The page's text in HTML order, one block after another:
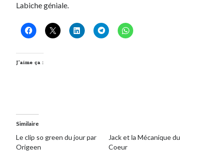
personnelle
A Lyon
Humeur
Labiche géniale.
J’aime ça :
Similaire
Le clip so green du jour par
Origeen
Jack et la Mécanique du
Coeur